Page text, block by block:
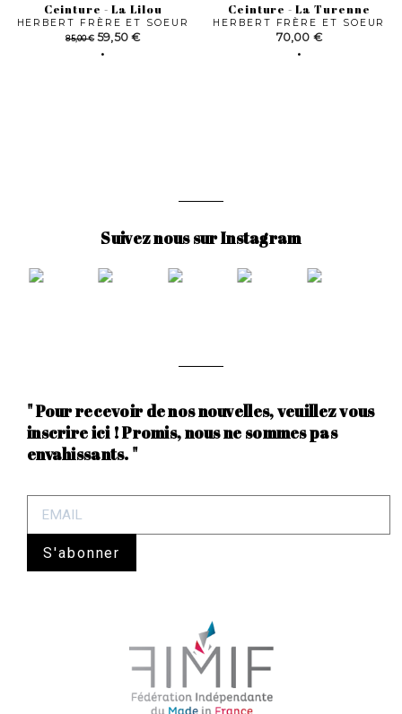
Ceinture - La Lilou
HERBERT FRÈRE ET SOEUR
Prix
85,00 € Prix
59,50 €
Ceinture - La Turenne
HERBERT FRÈRE ET SOEUR
Prix
70,00 €
Suivez nous sur Instagram
" Pour recevoir de nos nouvelles, veuillez vous
inscrire ici ! Promis, nous ne sommes pas
envahissants. "
S'abonner